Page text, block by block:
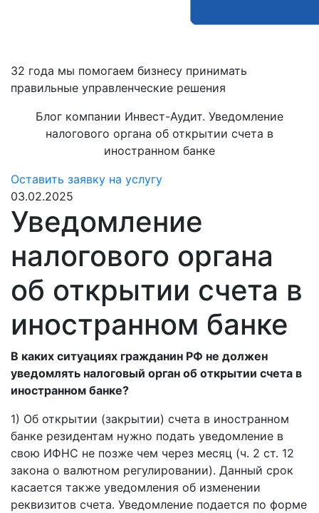
32 года мы помогаем бизнесу принимать
правильные управленческие решения
Блог компании Инвест-Аудит. Уведомление
налогового органа об открытии счета в
иностранном банке
Оставить заявку на услугу
03.02.2025
Уведомление
налогового органа
об открытии счета в
иностранном банке
В каких ситуациях гражданин РФ не должен
уведомлять налоговый орган об открытии счета в
иностранном банке?
1) Об открытии (закрытии) счета в иностранном
банке резидентам нужно подать уведомление в
свою ИФНС не позже чем через месяц (ч. 2 ст. 12
закона о валютном регулировании). Данный срок
касается также уведомления об изменении
реквизитов счета. Уведомление подается по форме